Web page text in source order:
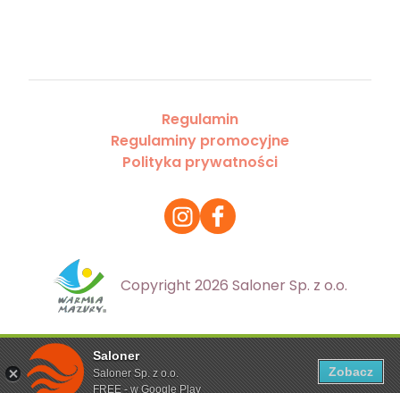
Saloner
Saloner Sp. z o.o.
FREE - w Google Play
Zobacz
Ta strona korzysta z plików cookies. Aby dowiedzieć się
więcej zapoznaj się zpolityką prywatności
Regulamin
Regulaminy promocyjne
Polityka prywatności
Copyright 2026 Saloner Sp. z o.o.